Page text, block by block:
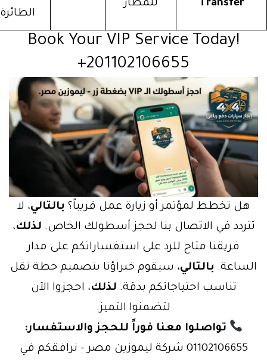
Transfer
للمطار
الطائرة
Book Your VIP Service Today!
+201102106655
هل تخطط لمؤتمر أو زيارة عمل قريباً؟بالتالي، لا
في الاتصال بنا لحجز أسطولك الخاص.لذلك،
فريقنا متاح للرد على استفساراتكم على مدار
بالتالي، سيقوم خبراؤنا بتصميم خطة نقل
تناسب احتياجاتكم بدقة.لذلك، احجزوا الآن
لتضمنوا التميز.
تواصلوا معنا فوراً للحجز والاستفسار:
01102106655 شركة ليموزين مصر – نرافقكم في